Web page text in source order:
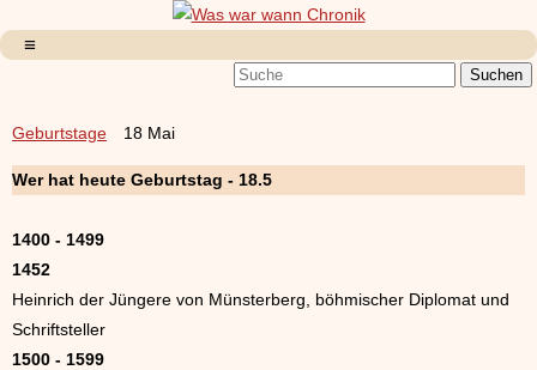
Geburtstage 18 Mai
Wer hat heute Geburtstag - 18.5
1400 - 1499
1452
Heinrich der Jüngere von Münsterberg, böhmischer Diplomat und
Schriftsteller
1500 - 1599